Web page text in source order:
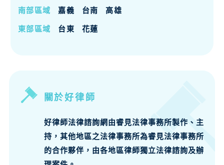
關於好律師
好律師法律諮詢網由睿見法律事務所製作、主
持，其他地區之法律事務所為睿見法律事務所
的合作夥伴，由各地區律師獨立法律諮詢及辦
南部區域 嘉義 台南 高雄
東部區域 台東 花蓮